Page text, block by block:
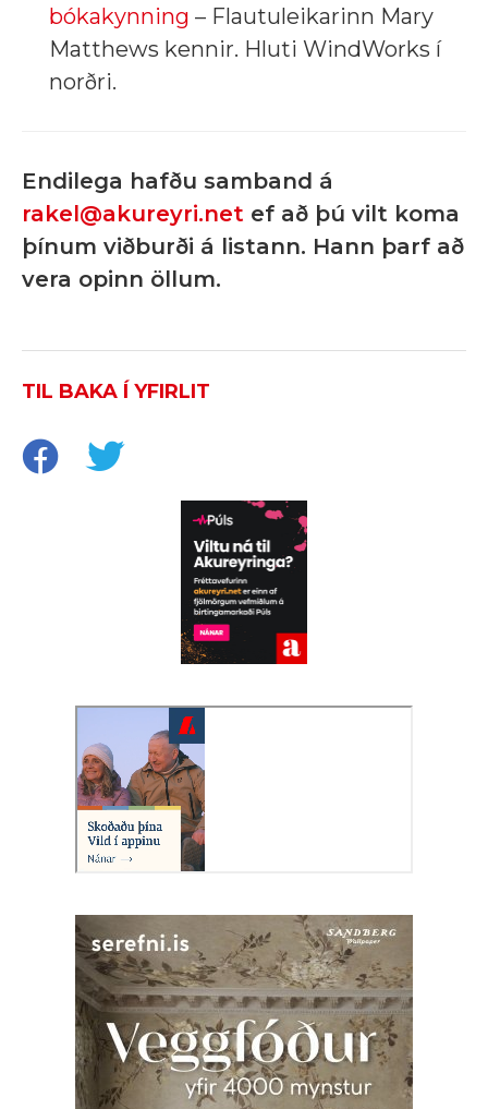
bókakynning – Flautuleikarinn Mary
Matthews kennir. Hluti WindWorks í
norðri.
Endilega hafðu samband á
rakel@akureyri.net ef að þú vilt koma
þínum viðburði á listann. Hann þarf að
vera opinn öllum.
TIL BAKA Í YFIRLIT